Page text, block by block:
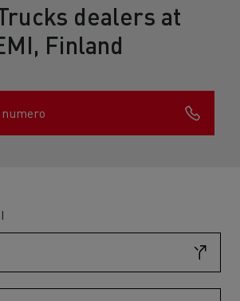
dealers at
Finland